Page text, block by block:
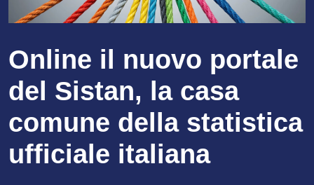
Online il nuovo portale
del Sistan, la casa
comune della statistica
ufficiale italiana